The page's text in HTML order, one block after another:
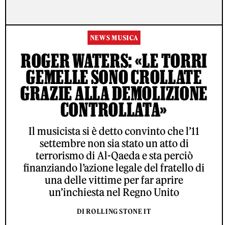
NEWS MUSICA
ROGER WATERS: «LE TORRI
GEMELLE SONO CROLLATE
GRAZIE ALLA DEMOLIZIONE
CONTROLLATA»
Il musicista si è detto convinto che l’11
settembre non sia stato un atto di
terrorismo di Al-Qaeda e sta perciò
finanziando l’azione legale del fratello di
una delle vittime per far aprire
un’inchiesta nel Regno Unito
DI ROLLING STONE IT